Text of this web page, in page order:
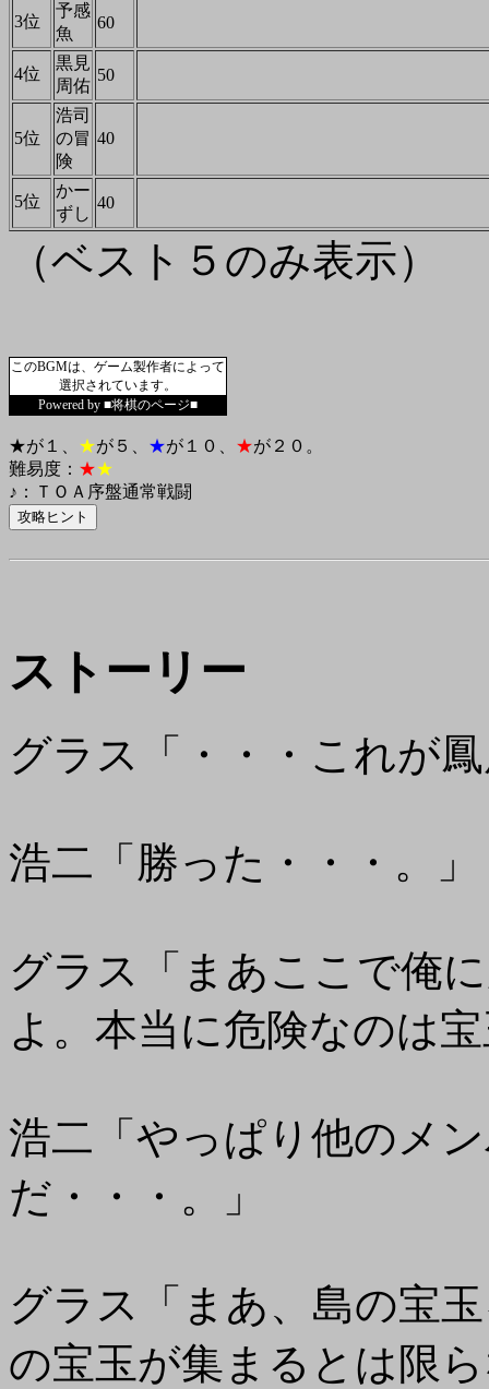
3位
予感
魚
60
4位
黒見
周佑
50
5位
浩司
の冒
険
40
5位
かー
ずし
40
（ベスト５のみ表示）
このBGMは、ゲーム製作者によって
選択されています。
Powered by ■将棋のページ■
★が１、 ★が５、 ★が１０、 ★が２０。
難易度： ★★
♪：ＴＯＡ序盤通常戦闘
ストーリー
グラス「・・・これが
浩二「勝った・・・。」
グラス「まあここで俺
よ。本当に危険なのは
浩二「やっぱり他のメ
だ・・・。」
グラス「まあ、島の宝
の宝玉が集まるとは限